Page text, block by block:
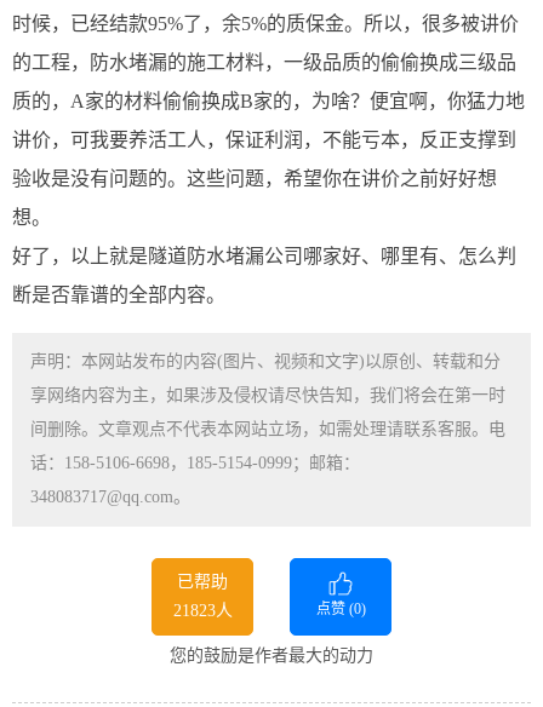
时候，已经结款95%了，余5%的质保金。所以，很多被讲价
的工程，防水堵漏的施工材料，一级品质的偷偷换成三级品
质的，A家的材料偷偷换成B家的，为啥？便宜啊，你猛力地
讲价，可我要养活工人，保证利润，不能亏本，反正支撑到
验收是没有问题的。这些问题，希望你在讲价之前好好想
想。
好了，以上就是隧道防水堵漏公司哪家好、哪里有、怎么判
断是否靠谱的全部内容。
声明：本网站发布的内容(图片、视频和文字)以原创、转载和分
享网络内容为主，如果涉及侵权请尽快告知，我们将会在第一时
间删除。文章观点不代表本网站立场，如需处理请联系客服。电
话：158-5106-6698，185-5154-0999；邮箱：
348083717@qq.com。
已帮助
21823人
点赞 (0)
您的鼓励是作者最大的动力